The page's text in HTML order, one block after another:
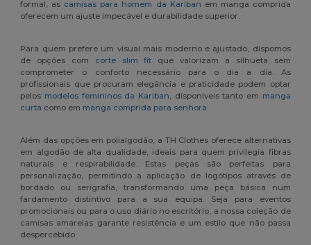
formal, as camisas para homem da Kariban em manga comprida
oferecem um ajuste impecável e durabilidade superior.
Para quem prefere um visual mais moderno e ajustado, dispomos
de opções com corte slim fit que valorizam a silhueta sem
comprometer o conforto necessário para o dia a dia. As
profissionais que procuram elegância e praticidade podem optar
pelos modelos femininos da Kariban, disponíveis tanto em manga
curta como em manga comprida para senhora.
Além das opções em polialgodão, a TH Clothes oferece alternativas
em algodão de alta qualidade, ideais para quem privilegia fibras
naturais e respirabilidade. Estas peças são perfeitas para
personalização, permitindo a aplicação de logótipos através de
bordado ou serigrafia, transformando uma peça básica num
fardamento distintivo para a sua equipa. Seja para eventos
promocionais ou para o uso diário no escritório, a nossa coleção de
camisas amarelas garante resistência e um estilo que não passa
despercebido.